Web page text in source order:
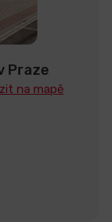
Praze
na mapě